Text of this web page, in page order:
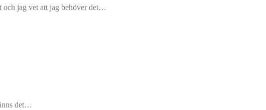
och jag vet att jag behöver det…
det…